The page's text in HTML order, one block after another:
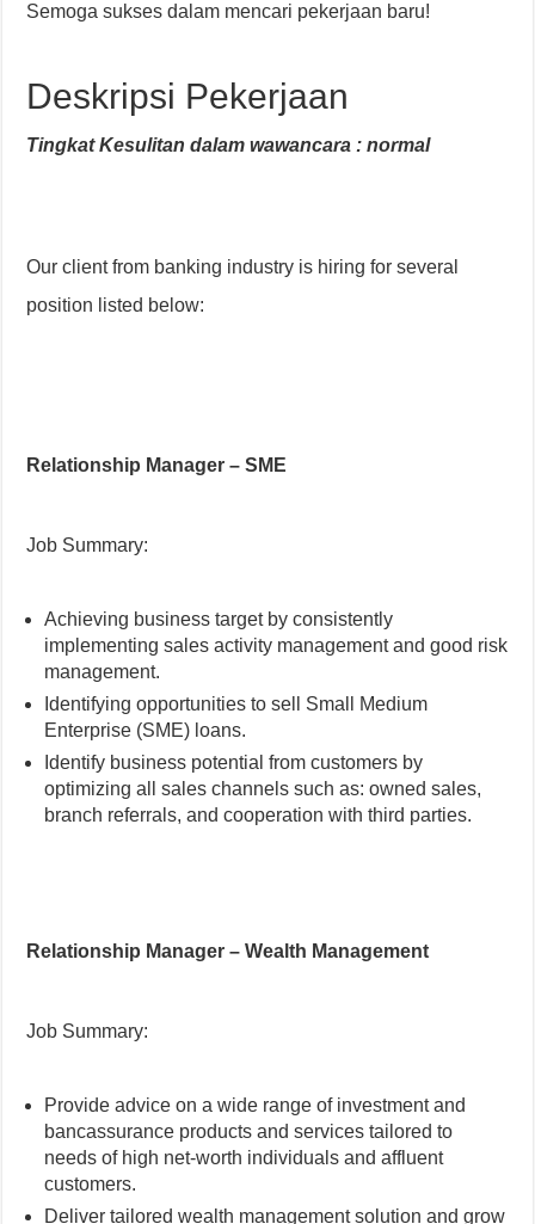
Semoga sukses dalam mencari pekerjaan baru!
Deskripsi Pekerjaan
Tingkat Kesulitan dalam wawancara : normal
Our client from banking industry is hiring for several
position listed below:
Relationship Manager – SME
Job Summary:
Achieving business target by consistently
implementing sales activity management and good risk
management.
Identifying opportunities to sell Small Medium
Enterprise (SME) loans.
Identify business potential from customers by
optimizing all sales channels such as: owned sales,
branch referrals, and cooperation with third parties.
Relationship Manager – Wealth Management
Job Summary:
Provide advice on a wide range of investment and
bancassurance products and services tailored to
needs of high net-worth individuals and affluent
customers.
Deliver tailored wealth management solution and grow